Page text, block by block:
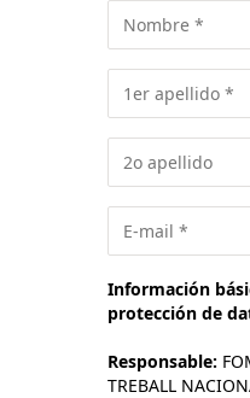
Información
protección de
Responsable:
TREBALL